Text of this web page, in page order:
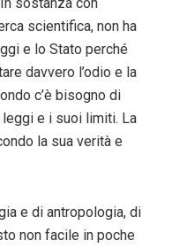
scientifica, non ha
e lo Stato perché
davvero l’odio e la
c’è bisogno di
leggi e i suoi limiti. La
la sua verità e
e di antropologia, di
non facile in poche